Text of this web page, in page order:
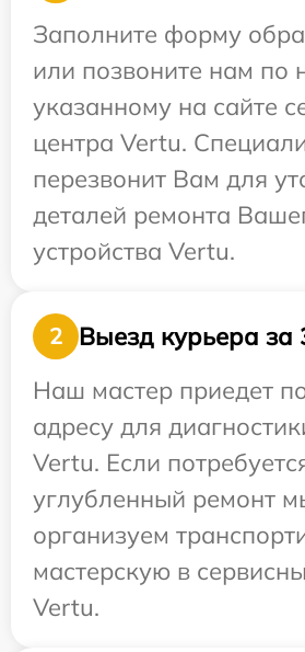
Заполните форму
или позвоните нам по
указанному на сайте
центра Vertu.
перезвонит Вам для
деталей ремонта
устройства Vertu.
2
Выезд курьера за
Наш мастер приедет
адресу для
Vertu. Если
углубленный ремонт
организуем
мастерскую в
Vertu.